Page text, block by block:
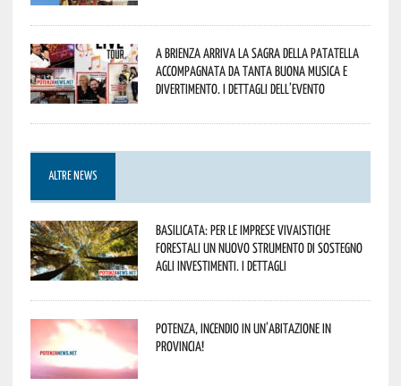
A Brienza arriva la Sagra della Patatella
accompagnata da tanta buona musica e
divertimento. I dettagli dell’evento
ALTRE NEWS
Basilicata: per le imprese vivaistiche
forestali un nuovo strumento di sostegno
agli investimenti. I dettagli
Potenza, incendio in un’abitazione in
provincia!